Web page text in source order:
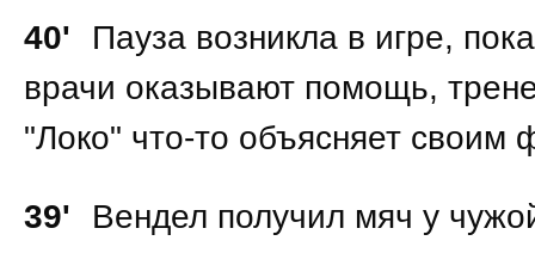
40'
Пауза возникла в игре,
врачи оказывают помощь,
"Локо" что-то объясняет своим
39'
Вендел получил мяч у